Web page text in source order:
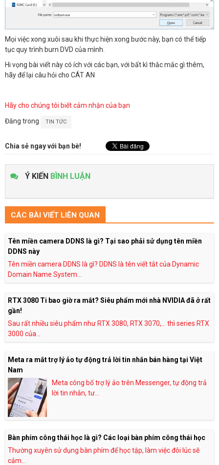
Mọi việc xong xuôi sau khi thực hiện xong bước này, bạn có thể tiếp
tục quy trình burn DVD của mình.
Hi vọng bài viết này có ích với các bạn, với bất kì thắc mắc gì thêm,
hãy để lại câu hỏi cho CÁT AN
Hãy cho chúng tôi biết cảm nhận của bạn
Đăng trong
TIN TỨC
Chia sẻ ngay với bạn bè!
Ý KIẾN BÌNH LUẬN
CÁC BÀI VIẾT LIÊN QUAN
Tên miền camera DDNS là gì? Tại sao phải sử dụng tên miền
DDNS này
Tên miền camera DDNS là gì? DDNS là tên viết tắt của Dynamic
Domain Name System...
RTX 3080 Ti bao giờ ra mắt? Siêu phẩm mới nhà NVIDIA đã ở rất
gần!
Sau rất nhiều siêu phẩm như RTX 3080, RTX 3070,… thì series RTX
3000 của...
Meta ra mắt trợ lý ảo tự động trả lời tin nhắn bán hàng tại Việt
Nam
Meta công bố trợ lý ảo trên Messenger, tự động trả
lời tin nhắn, tư...
Bàn phím công thái học là gì? Các loại bàn phím công thái học
Thường xuyên sử dụng bàn phím để học tập, làm việc đôi lúc sẽ
cảm...